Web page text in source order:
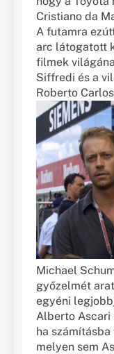
Cristiano da
A futamra
arc látogatott
filmek
Siffredi és a
Roberto
Michael
győzelmét
egyéni
Alberto Ascari
ha
melyen sem